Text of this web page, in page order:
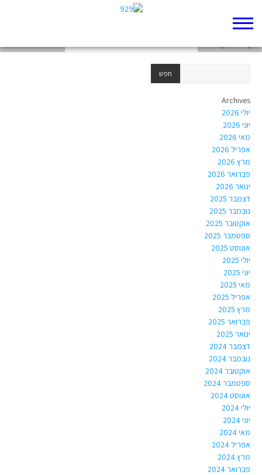
Archives
יולי 2026
יוני 2026
מאי 2026
אפריל 2026
מרץ 2026
פברואר 2026
ינואר 2026
דצמבר 2025
נובמבר 2025
אוקטובר 2025
ספטמבר 2025
אוגוסט 2025
יולי 2025
יוני 2025
מאי 2025
אפריל 2025
מרץ 2025
פברואר 2025
ינואר 2025
דצמבר 2024
נובמבר 2024
אוקטובר 2024
ספטמבר 2024
אוגוסט 2024
יולי 2024
יוני 2024
מאי 2024
אפריל 2024
מרץ 2024
פברואר 2024